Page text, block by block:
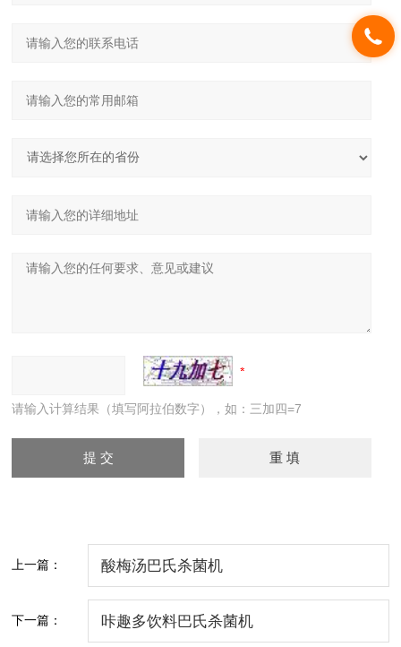
请输入计算结果（填写阿拉伯数字），如：三加四=7
上一篇： 酸梅汤巴氏杀菌机
下一篇： 咔趣多饮料巴氏杀菌机